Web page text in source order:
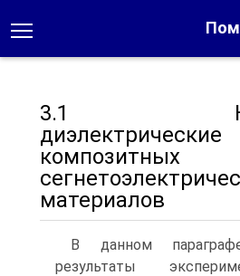
3.1
композитных
материалов
В данном
результаты